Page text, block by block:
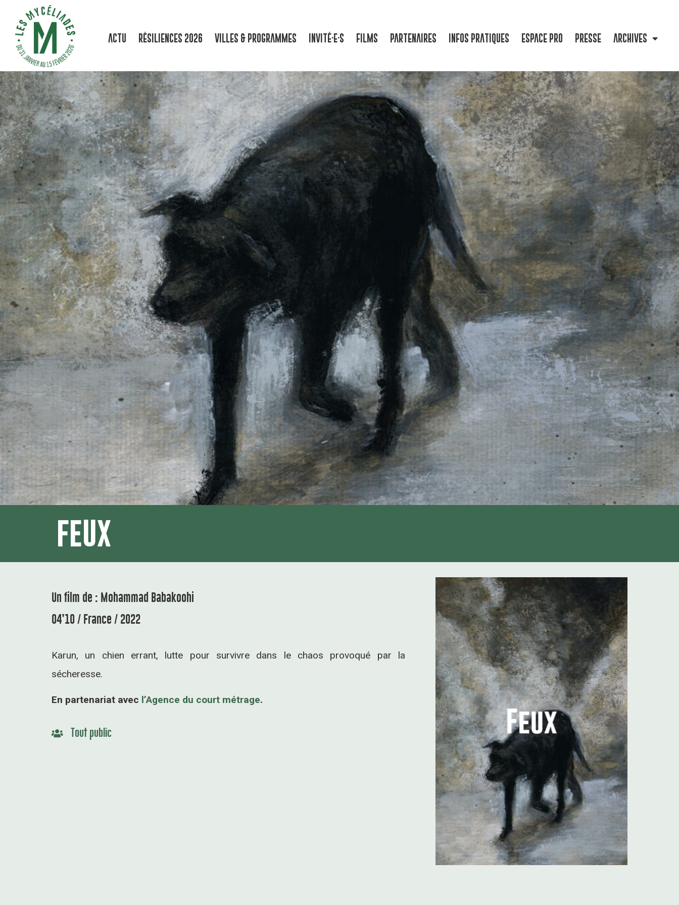
ACTU RÉSILIENCES 2026 VILLES & PROGRAMMES INVITÉ·E·S FILMS PARTENAIRES INFOS PRATIQUES ESPACE PRO PRESSE ARCHIVES
FEUX
Un film de : Mohammad Babakoohi
04’10 / France / 2022
Karun, un chien errant, lutte pour survivre dans le chaos provoqué par la
sécheresse.
En partenariat avec l’Agence du court métrage.
Tout public